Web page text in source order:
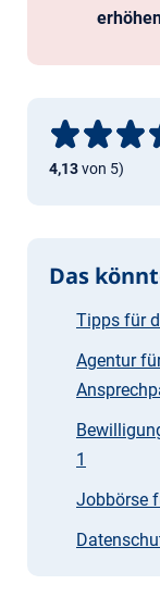
4,13von 5)
Das
Tipps für
Agentur
1
Jobbörse